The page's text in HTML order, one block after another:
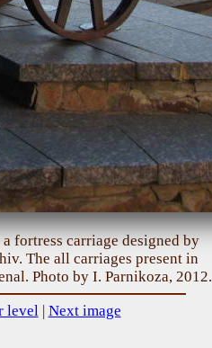
fortress carriage designed by
The all carriages present in
Photo by I. Parnikoza, 2012.
level| Next image